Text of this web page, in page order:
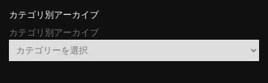
カテゴリ別アーカイブ
カテゴリ別アーカイブ